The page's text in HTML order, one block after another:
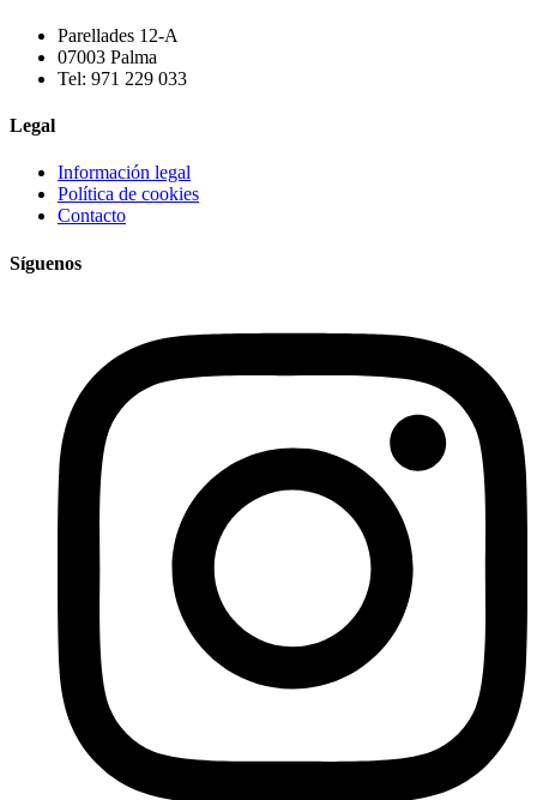
Parellades 12-A
07003 Palma
Tel: 971 229 033
Legal
Información legal
Política de cookies
Contacto
Síguenos